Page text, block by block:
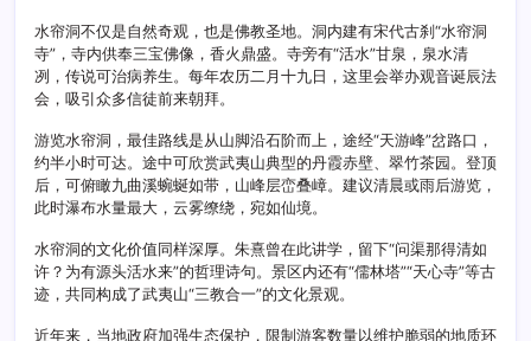
水帘洞不仅是自然奇观，也是佛教圣地。洞内建有宋代古刹“水帘洞
寺”，寺内供奉三宝佛像，香火鼎盛。寺旁有“活水”甘泉，泉水清
冽，传说可治病养生。每年农历二月十九日，这里会举办观音诞辰法
会，吸引众多信徒前来朝拜。
游览水帘洞，最佳路线是从山脚沿石阶而上，途经“天游峰”岔路口，
约半小时可达。途中可欣赏武夷山典型的丹霞赤壁、翠竹茶园。登顶
后，可俯瞰九曲溪蜿蜒如带，山峰层峦叠嶂。建议清晨或雨后游览，
此时瀑布水量最大，云雾缭绕，宛如仙境。
水帘洞的文化价值同样深厚。朱熹曾在此讲学，留下“问渠那得清如
许？为有源头活水来”的哲理诗句。景区内还有“儒林塔”“天心寺”等古
迹，共同构成了武夷山“三教合一”的文化景观。
近年来，当地政府加强生态保护，限制游客数量以维护脆弱的地质环